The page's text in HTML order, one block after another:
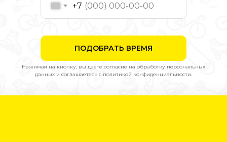
Нажимая на кнопку, вы даете согласие на обработку персональных
данных и соглашаетесь c политикой конфиденциальности.
+7
ПОДОБРАТЬ ВРЕМЯ